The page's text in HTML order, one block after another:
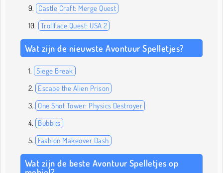
Castle Craft: Merge Quest
Trollface Quest: USA 2
Wat zijn de nieuwste Avontuur Spelletjes?
Siege Break
Escape the Alien Prison
One Shot Tower: Physics Destroyer
Bubbits
Fashion Makeover Dash
Wat zijn de beste Avontuur Spelletjes op